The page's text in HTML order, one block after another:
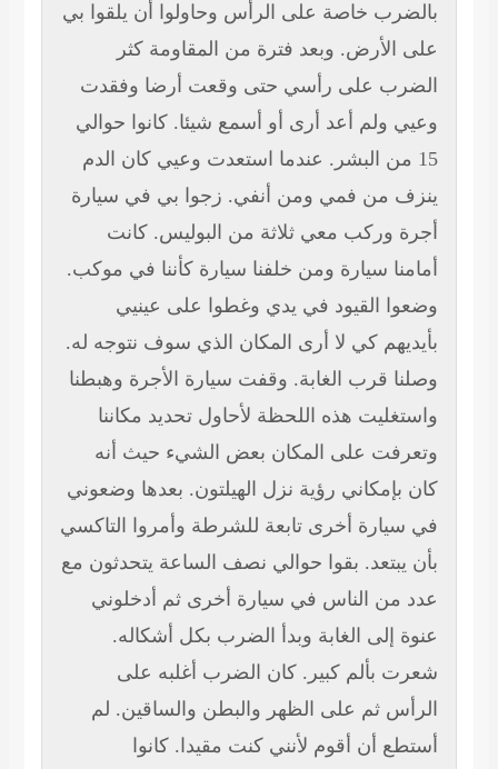
بالضرب خاصة على الرأس وحاولوا أن يلقوا بي
على الأرض. وبعد فترة من المقاومة كثر
الضرب على رأسي حتى وقعت أرضا وفقدت
وعيي ولم أعد أرى أو أسمع شيئا. كانوا حوالي
15 من البشر. عندما استعدت وعيي كان الدم
ينزف من فمي ومن أنفي. زجوا بي في سيارة
أجرة وركب معي ثلاثة من البوليس. كانت
أمامنا سيارة ومن خلفنا سيارة كأننا في موكب.
وضعوا القيود في يدي وغطوا على عينيي
بأيديهم كي لا أرى المكان الذي سوف نتوجه له.
وصلنا قرب الغابة. وقفت سيارة الأجرة وهبطنا
واستغليت هذه اللحظة لأحاول تحديد مكاننا
وتعرفت على المكان بعض الشيء حيث أنه
كان بإمكاني رؤية نزل الهيلتون. بعدها وضعوني
في سيارة أخرى تابعة للشرطة وأمروا التاكسي
بأن يبتعد. بقوا حوالي نصف الساعة يتحدثون مع
عدد من الناس في سيارة أخرى ثم أدخلوني
عنوة إلى الغابة وبدأ الضرب بكل أشكاله.
شعرت بألم كبير. كان الضرب أغلبه على
الرأس ثم على الظهر والبطن والساقين. لم
أستطع أن أقوم لأنني كنت مقيدا. كانوا